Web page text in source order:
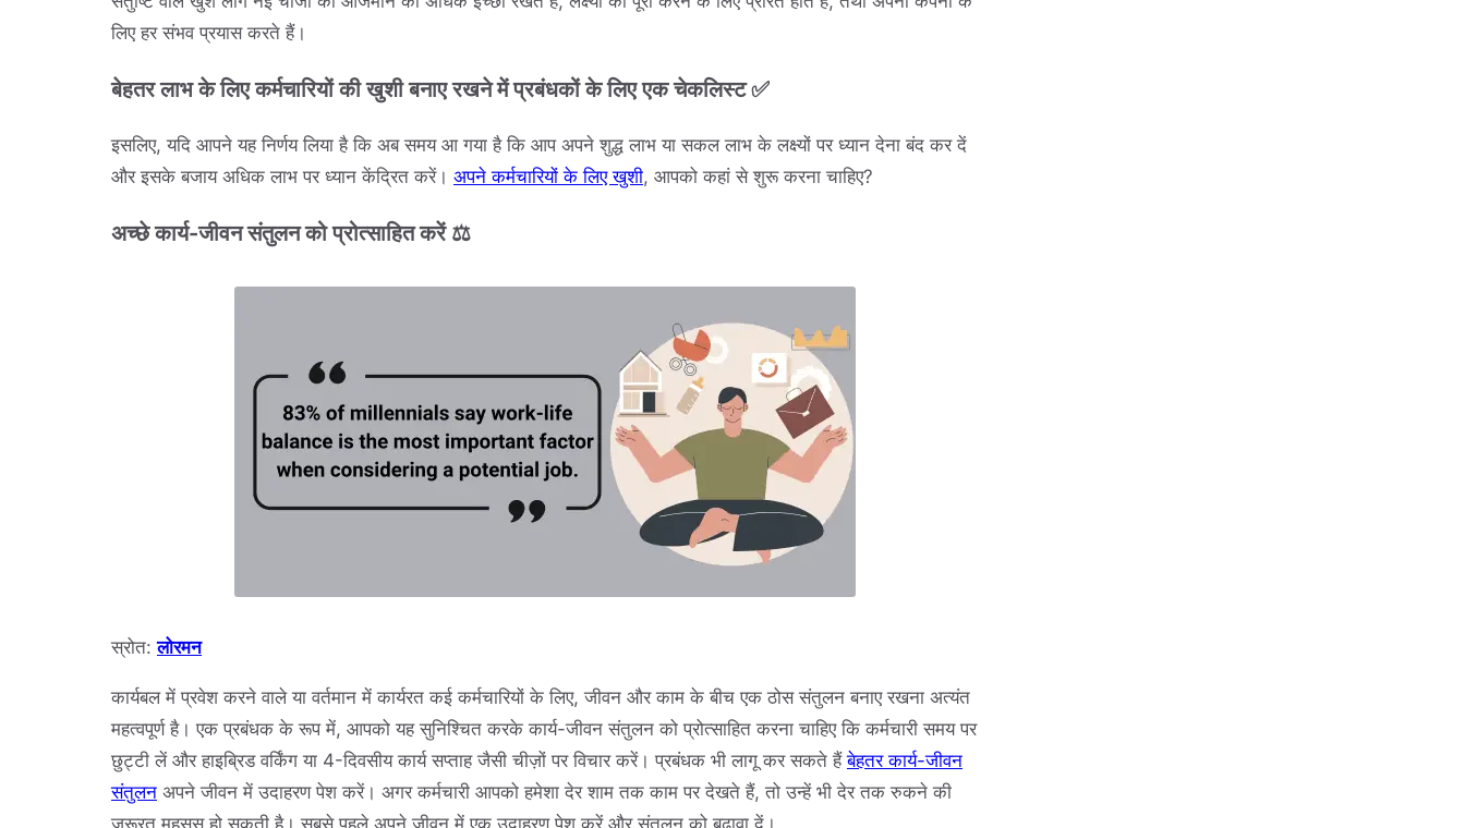
लिए हर संभव प्रयास करते हैं।
बेहतर लाभ के लिए कर्मचारियों की खुशी बनाए रखने में प्रबंधकों के लिए एक चेकलिस्ट ✅
इसलिए, यदि आपने यह निर्णय लिया है कि अब समय आ गया है कि आप अपने शुद्ध लाभ या सकल लाभ के लक्ष्यों पर ध्यान देना बंद कर दें
और इसके बजाय अधिक लाभ पर ध्यान केंद्रित करें। अपने कर्मचारियों के लिए खुशी, आपको कहां से शुरू करना चाहिए?
अच्छे कार्य-जीवन संतुलन को प्रोत्साहित करें ⚖️
स्रोत:लोरमन
कार्यबल में प्रवेश करने वाले या वर्तमान में कार्यरत कई कर्मचारियों के लिए, जीवन और काम के बीच एक ठोस संतुलन बनाए रखना अत्यंत
महत्वपूर्ण है। एक प्रबंधक के रूप में, आपको यह सुनिश्चित करके कार्य-जीवन संतुलन को प्रोत्साहित करना चाहिए कि कर्मचारी समय पर
छुट्टी लें और हाइब्रिड वर्किंग या 4-दिवसीय कार्य सप्ताह जैसी चीज़ों पर विचार करें। प्रबंधक भी लागू कर सकते हैंबेहतर कार्य-जीवन
संतुलन अपने जीवन में उदाहरण पेश करें। अगर कर्मचारी आपको हमेशा देर शाम तक काम पर देखते हैं, तो उन्हें भी देर तक रुकने की
ज़रूरत महसूस हो सकती है। सबसे पहले अपने जीवन में एक उदाहरण पेश करें और संतुलन को बढ़ावा दें।